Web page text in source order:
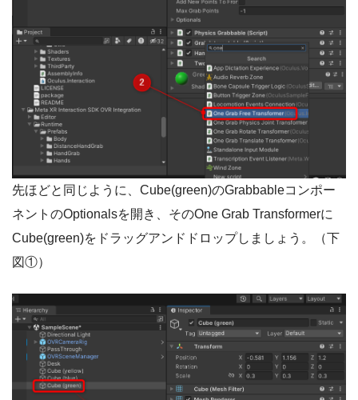
先ほどと同じように、Cube(green)のGrabbableコンポー
ネントのOptionalsを開き、そのOne Grab Transformerに
Cube(green)をドラッグアンドドロップしましょう。（下
図①）